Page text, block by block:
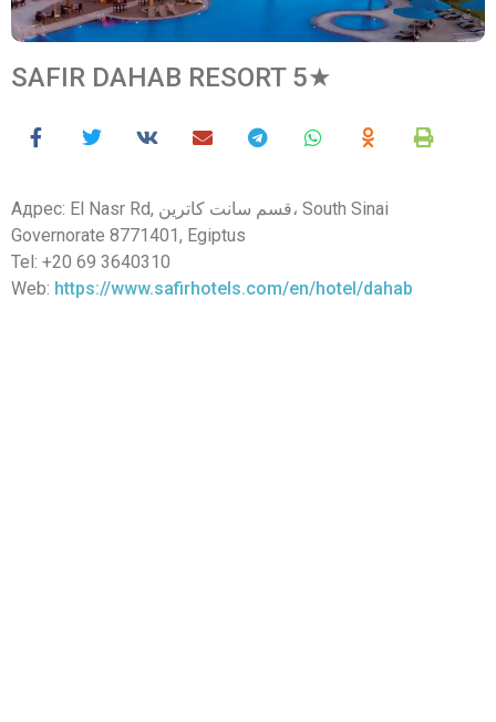
SAFIR DAHAB RESORT 5★
Адрес: El Nasr Rd, قسم سانت كاترين، South Sinai
Governorate 8771401, Egiptus
Tel: +20 69 3640310
Web: https://www.safirhotels.com/en/hotel/dahab